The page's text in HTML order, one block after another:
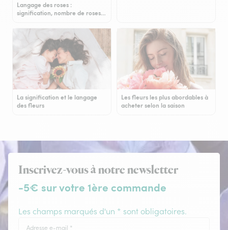
Langage des roses :
signification, nombre de roses…
La signification et le langage
des fleurs
Les fleurs les plus abordables à
acheter selon la saison
Inscrivez-vous à notre newsletter
-5€ sur votre 1ère commande
Les champs marqués d'un * sont obligatoires.
Adresse e-mail *